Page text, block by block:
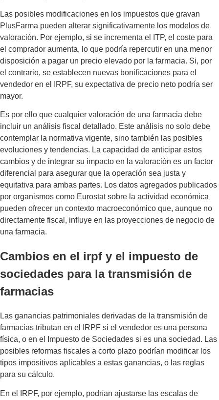
Las posibles modificaciones en los impuestos que gravan
PlusFarma pueden alterar significativamente los modelos de
valoración. Por ejemplo, si se incrementa el ITP, el coste para
el comprador aumenta, lo que podría repercutir en una menor
disposición a pagar un precio elevado por la farmacia. Si, por
el contrario, se establecen nuevas bonificaciones para el
vendedor en el IRPF, su expectativa de precio neto podría ser
mayor.
Es por ello que cualquier valoración de una farmacia debe
incluir un análisis fiscal detallado. Este análisis no solo debe
contemplar la normativa vigente, sino también las posibles
evoluciones y tendencias. La capacidad de anticipar estos
cambios y de integrar su impacto en la valoración es un factor
diferencial para asegurar que la operación sea justa y
equitativa para ambas partes. Los datos agregados publicados
por organismos como Eurostat sobre la actividad económica
pueden ofrecer un contexto macroeconómico que, aunque no
directamente fiscal, influye en las proyecciones de negocio de
una farmacia.
Cambios en el irpf y el impuesto de
sociedades para la transmisión de
farmacias
Las ganancias patrimoniales derivadas de la transmisión de
farmacias tributan en el IRPF si el vendedor es una persona
física, o en el Impuesto de Sociedades si es una sociedad. Las
posibles reformas fiscales a corto plazo podrían modificar los
tipos impositivos aplicables a estas ganancias, o las reglas
para su cálculo.
En el IRPF, por ejemplo, podrían ajustarse las escalas de